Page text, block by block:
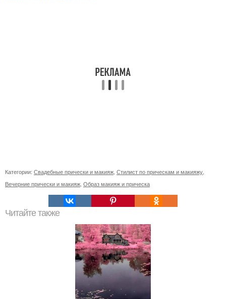
Категории: Свадебные прически и макияж Стилист по прическам и макияжу
Вечерние прически и макияж Образ макияж и прическа
Читайте также